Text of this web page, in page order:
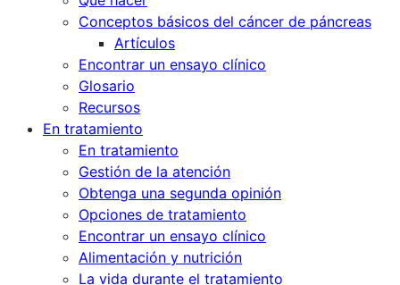
Conceptos básicos del cáncer de páncreas
Artículos
Encontrar un ensayo clínico
Glosario
Recursos
En tratamiento
En tratamiento
Gestión de la atención
Obtenga una segunda opinión
Opciones de tratamiento
Encontrar un ensayo clínico
Alimentación y nutrición
La vida durante el tratamiento